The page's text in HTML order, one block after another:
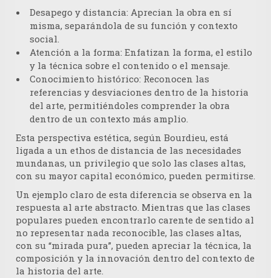
Desapego y distancia: Aprecian la obra en sí
misma, separándola de su función y contexto
social.
Atención a la forma: Enfatizan la forma, el estilo
y la técnica sobre el contenido o el mensaje.
Conocimiento histórico: Reconocen las
referencias y desviaciones dentro de la historia
del arte, permitiéndoles comprender la obra
dentro de un contexto más amplio.
Esta perspectiva estética, según Bourdieu, está
ligada a un ethos de distancia de las necesidades
mundanas, un privilegio que solo las clases altas,
con su mayor capital económico, pueden permitirse.
Un ejemplo claro de esta diferencia se observa en la
respuesta al arte abstracto. Mientras que las clases
populares pueden encontrarlo carente de sentido al
no representar nada reconocible, las clases altas,
con su “mirada pura”, pueden apreciar la técnica, la
composición y la innovación dentro del contexto de
la historia del arte.